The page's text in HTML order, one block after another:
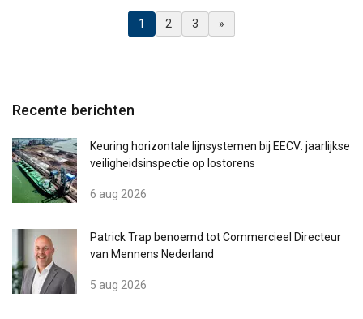
1 (Huidig)
2 3 »
Recente berichten
Keuring horizontale lijnsystemen bij EECV: jaarlijkse
veiligheidsinspectie op lostorens
6 aug 2026
Patrick Trap benoemd tot Commercieel Directeur
van Mennens Nederland
5 aug 2026
verkeer te analyseren. We delen ook informatie
over uw gebruik van onze site met onze
verzameld door uw gebruik van hun diensten.
Strikt
noodzakelijk
Prestatie Targeting
Functioneel Niet-geclassificeerd